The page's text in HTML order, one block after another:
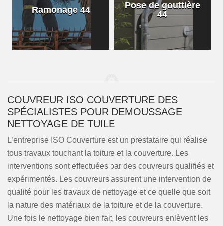
Ramonage 44
Pose de gouttière
44
COUVREUR ISO COUVERTURE DES
SPÉCIALISTES POUR DEMOUSSAGE
NETTOYAGE DE TUILE
L’entreprise ISO Couverture est un prestataire qui réalise
tous travaux touchant la toiture et la couverture. Les
interventions sont effectuées par des couvreurs qualifiés et
expérimentés. Les couvreurs assurent une intervention de
qualité pour les travaux de nettoyage et ce quelle que soit
la nature des matériaux de la toiture et de la couverture.
Une fois le nettoyage bien fait, les couvreurs enlèvent les